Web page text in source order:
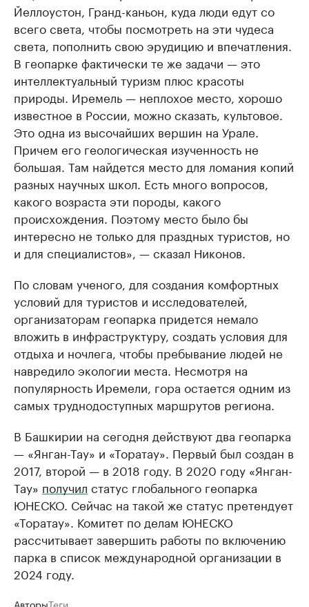
Йеллоустон, Гранд-каньон, куда люди едут со
всего света, чтобы посмотреть на эти чудеса
света, пополнить свою эрудицию и впечатления.
В геопарке фактически те же задачи — это
интеллектуальный туризм плюс красоты
природы. Иремель — неплохое место, хорошо
известное в России, можно сказать, культовое.
Это одна из высочайших вершин на Урале.
Причем его геологическая изученность не
большая. Там найдется место для ломания копий
разных научных школ. Есть много вопросов,
какого возраста эти породы, какого
происхождения. Поэтому место было бы
интересно не только для праздных туристов, но
и для специалистов», — сказал Никонов.
По словам ученого, для создания комфортных
условий для туристов и исследователей,
организаторам геопарка придется немало
вложить в инфраструктуру, создать условия для
отдыха и ночлега, чтобы пребывание людей не
навредило экологии места. Несмотря на
популярность Иремели, гора остается одним из
самых труднодоступных маршрутов региона.
В Башкирии на сегодня действуют два геопарка
— «Янган-Тау» и «Торатау». Первый был создан в
2017, второй — в 2018 году. В 2020 году «Янган-
Тау» получил статус глобального геопарка
ЮНЕСКО. Сейчас на такой же статус претендует
«Торатау». Комитет по делам ЮНЕСКО
рассчитывает завершить работы по включению
парка в список международной организации в
2024 году.
АвторыТеги